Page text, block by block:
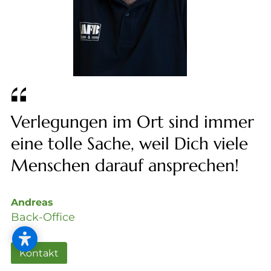
Verlegungen im Ort sind immer
eine tolle Sache, weil Dich viele
Menschen darauf ansprechen!
Andreas
Back-Office
Kontakt